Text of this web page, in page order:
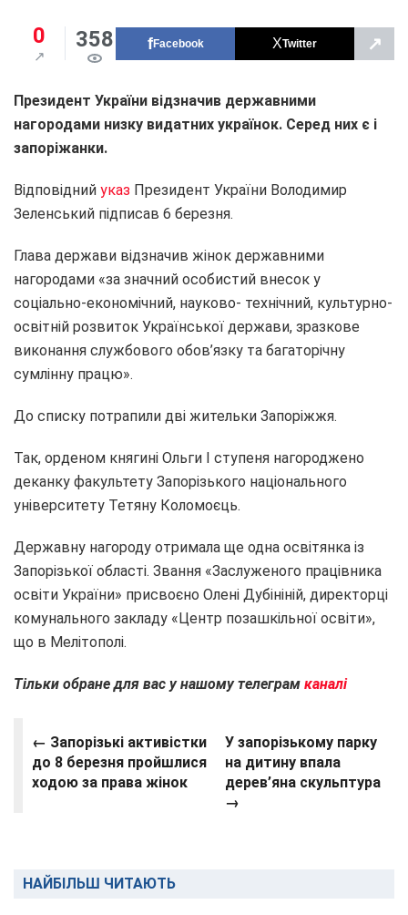
0 358 Facebook Twitter ↗
Президент України відзначив державними
нагородами низку видатних українок. Серед них є і
запоріжанки.
Відповідний указ Президент України Володимир
Зеленський підписав 6 березня.
Глава держави відзначив жінок державними
нагородами «за значний особистий внесок у
соціально-економічний, науково- технічний, культурно-
освітній розвиток Української держави, зразкове
виконання службового обов’язку та багаторічну
сумлінну працю».
До списку потрапили дві жительки Запоріжжя.
Так, орденом княгині Ольги І ступеня нагороджено
деканку факультету Запорізького національного
університету Тетяну Коломоєць.
Державну нагороду отримала ще одна освітянка із
Запорізької області. Звання «Заслуженого працівника
освіти України» присвоєно Олені Дубініній, директорці
комунального закладу «Центр позашкільної освіти»,
що в Мелітополі.
Тільки обране для вас у нашому телеграм каналі
← Запорізькі активістки
до 8 березня пройшлися
ходою за права жінок
У запорізькому парку
на дитину впала
дерев’яна скульптура
→
НАЙБІЛЬШ ЧИТАЮТЬ